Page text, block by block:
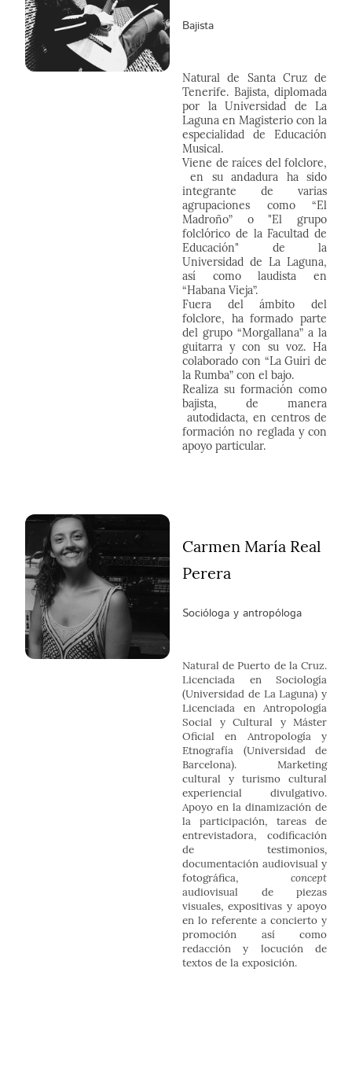
Bajista
Natural de Santa Cruz de
Tenerife. Bajista, diplomada
por la Universidad de La
Laguna en Magisterio con la
especialidad de Educación
Musical.
Viene de raíces del folclore,
en su andadura ha sido
integrante de varias
agrupaciones como “El
Madroño” o "El grupo
folclórico de la Facultad de
Educación" de la
Universidad de La Laguna,
así como laudista en
“Habana Vieja”.
Fuera del ámbito del
folclore, ha formado parte
del grupo “Morgallana” a la
guitarra y con su voz. Ha
colaborado con “La Guiri de
la Rumba” con el bajo.
Realiza su formación como
bajista, de manera
autodidacta, en centros de
formación no reglada y con
apoyo particular.
Carmen María Real
Perera
Socióloga y antropóloga
Natural de Puerto de la Cruz.
Licenciada en Sociología
(Universidad de La Laguna) y
Licenciada en Antropología
Social y Cultural y Máster
Oficial en Antropología y
Etnografía (Universidad de
Barcelona). Marketing
cultural y turismo cultural
experiencial divulgativo.
Apoyo en la dinamización de
la participación, tareas de
entrevistadora, codificación
de testimonios,
documentación audiovisual y
fotográfica, concept
audiovisual de piezas
visuales, expositivas y apoyo
en lo referente a concierto y
promoción así como
redacción y locución de
textos de la exposición.